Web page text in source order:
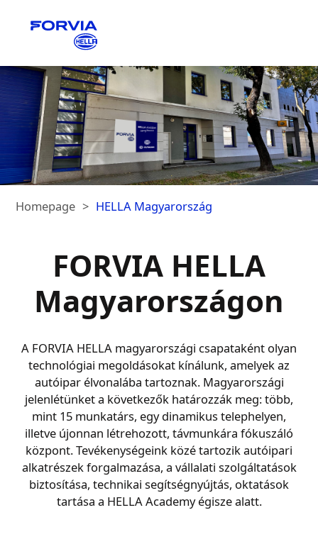
Homepage HELLA Magyarország
FORVIA HELLA
Magyarországon
A FORVIA HELLA magyarországi csapataként olyan
technológiai megoldásokat kínálunk, amelyek az
autóipar élvonalába tartoznak. Magyarországi
jelenlétünket a következők határozzák meg: több,
mint 15 munkatárs, egy dinamikus telephelyen,
illetve újonnan létrehozott, távmunkára fókuszáló
központ. Tevékenységeink közé tartozik autóipari
alkatrészek forgalmazása, a vállalati szolgáltatások
biztosítása, technikai segítségnyújtás, oktatások
tartása a HELLA Academy égisze alatt.